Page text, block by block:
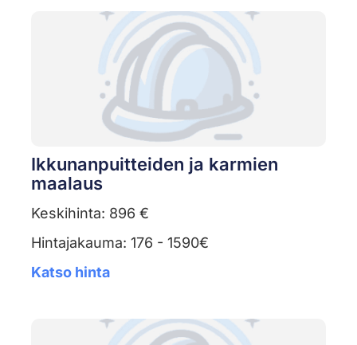
Ikkunanpuitteiden ja karmien
maalaus
Keskihinta: 896 €
Hintajakauma: 176 - 1590€
Katso hinta